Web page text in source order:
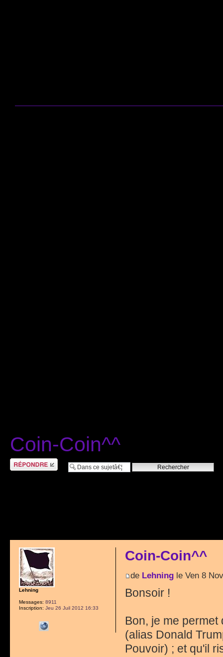
Coin-Coin^^
RÃ©pondre
Coin-Coin^^
de Lehningle Ven 8
Bonsoir !
Bon, je me
(alias Donald
Pouvoir) ; et qu'il
Lehning
Messages: 8911
Inscription: Jeu 26 Juil 2012 16:33